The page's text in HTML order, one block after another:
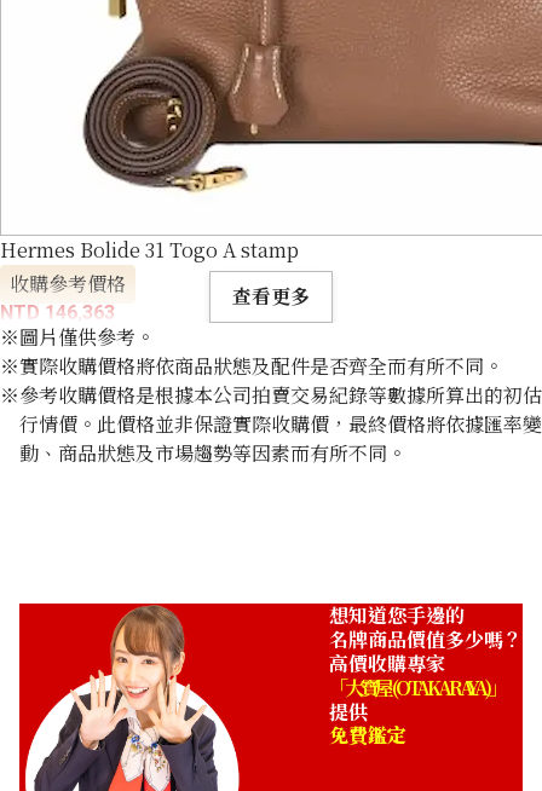
Hermes Bolide 31 Togo A stamp
收購參考價格
NTD 146,363
查看更多
※圖片僅供參考。
※實際收購價格將依商品狀態及配件是否齊全而有所不同。
※參考收購價格是根據本公司拍賣交易紀錄等數據所算出的初估
行情價。此價格並非保證實際收購價，最終價格將依據匯率變
動、商品狀態及市場趨勢等因素而有所不同。
想知道您手邊的
名牌商品價值多少嗎？
高價收購專家
「大寶屋 (OTAKARAYA)」
提供
免費鑑定